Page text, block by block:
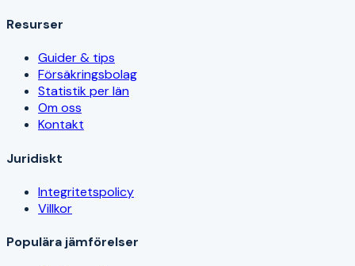
Resurser
Guider & tips
Försäkringsbolag
Statistik per län
Om oss
Kontakt
Juridiskt
Integritetspolicy
Villkor
Populära jämförelser